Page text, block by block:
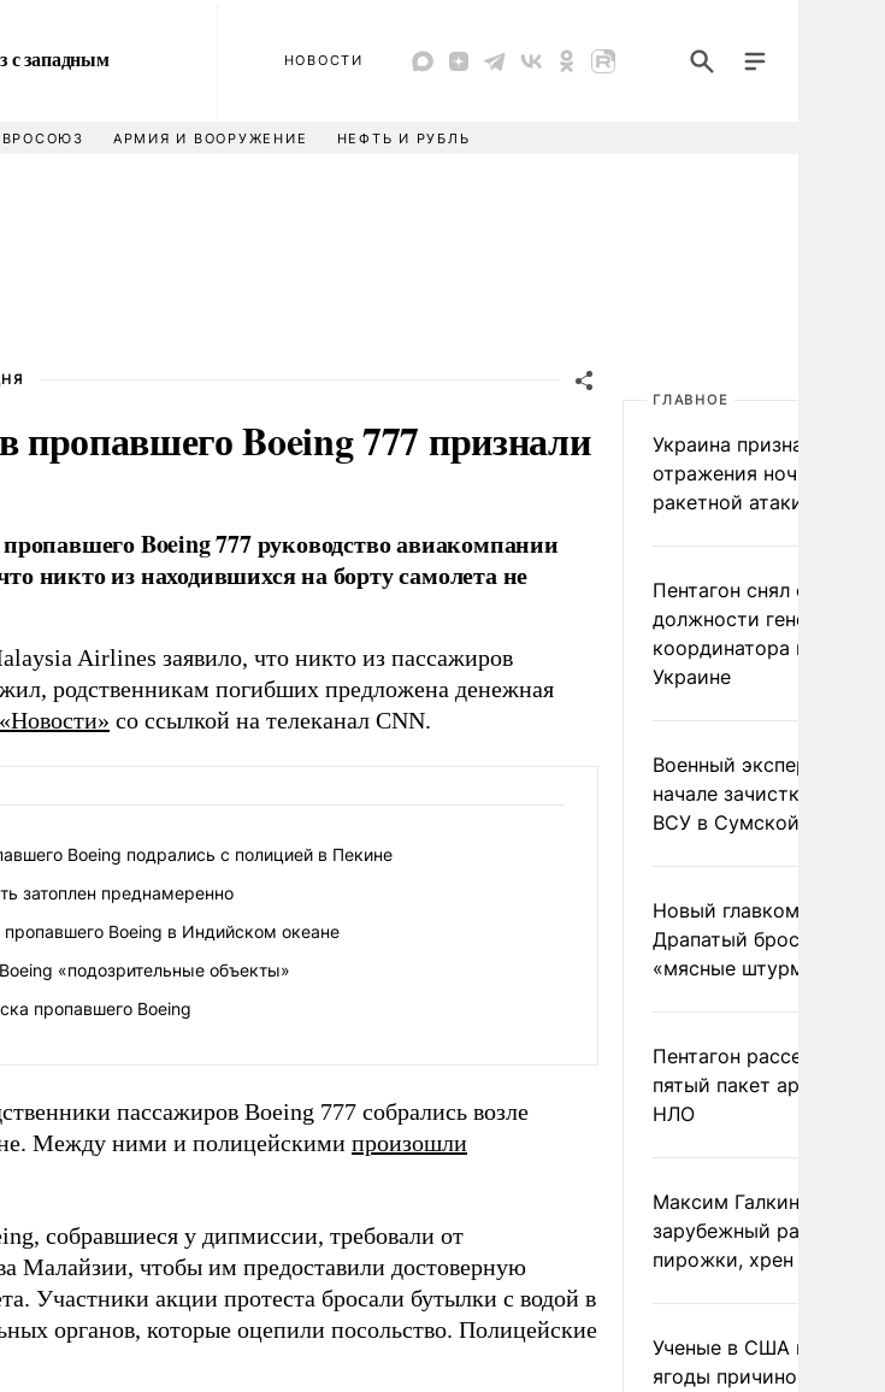
с западным
НОВОСТИ
АРМИЯ И ВООРУЖЕНИЕ НЕФТЬ И РУБЛЬ
Boeing 777 признали
Boeing 777 руководство авиакомпании
никто из находившихся на борту самолета не
Airlines заявило, что никто из пассажиров
родственникам погибших предложена денежная
со ссылкой на телеканал CNN.
Boeing подрались с полицией в Пекине
затоплен преднамеренно
Boeing в Индийском океане
«подозрительные объекты»
пропавшего Boeing
пассажиров Boeing 777 собрались возле
Между ними и полицейскими произошли
собравшиеся у дипмиссии, требовали от
Малайзии, чтобы им предоставили достоверную
Участники акции протеста бросали бутылки с водой в
органов, которые оцепили посольство. Полицейские
ГЛАВНОЕ
Украина признала
отражения ночной
ракетной атаки
Пентагон снял с
должности генерала-
координатора помощи
Украине
Военный эксперт
начале зачистки
ВСУ в Сумской области
Новый главком ВСУ
Драпатый бросил
«мясные штурмы»
Пентагон рассекретил
пятый пакет архивов с
НЛО
Максим Галкин
зарубежный райдер
пирожки, хрен и морс
Ученые в США назвали
ягоды причиной